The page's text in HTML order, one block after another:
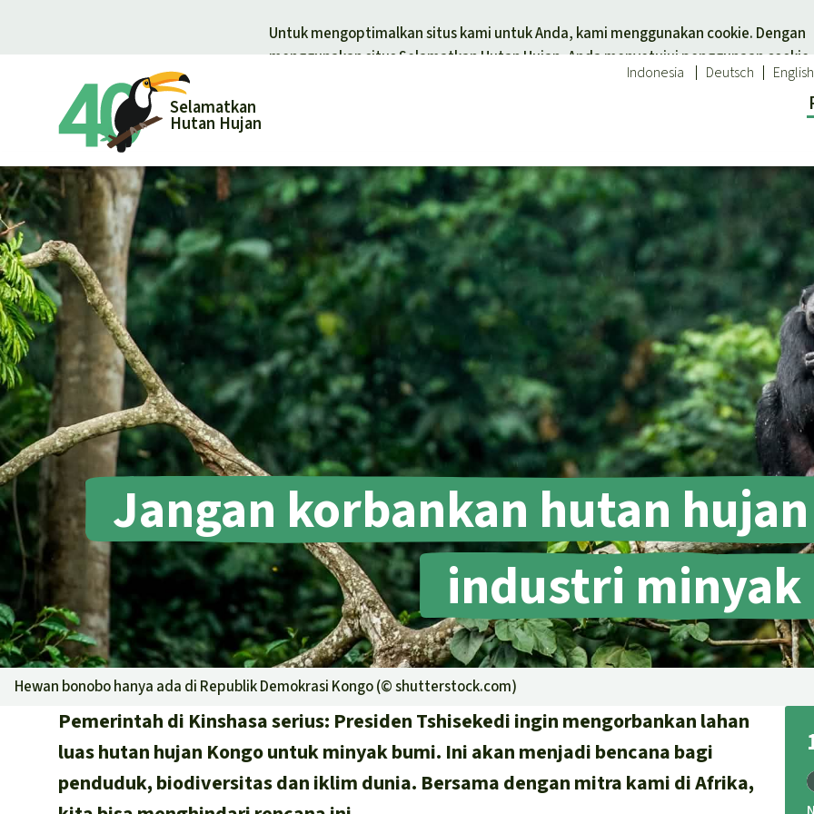
Untuk mengoptimalkan situs kami untuk Anda, kami menggunakan cookie. Dengan
menggunakan situs Selamatkan Hutan Hujan, Anda menyetujui penggunaan cookie.
Selamatkan
Hutan Hujan
Indonesia Deutsch English
Donasi umum
Donasi untuk tema
Pelindungan hewan
Hutan hujan
Pembela hutan hujan
Donasi untuk wilayah
Asia Tenggara
Afrika
Amerika Latin
Hewan bonobo hanya ada di Republik Demokrasi Kongo (©shutterstock.com)
Jangan korbankan hutan
industri minyak
Pemerintah di Kinshasa serius: Presiden Tshisekedi ingin mengorbankan lahan
luas hutan hujan Kongo untuk minyak bumi. Ini akan menjadi bencana bagi
penduduk, biodiversitas dan iklim dunia. Bersama dengan mitra kami di Afrika,